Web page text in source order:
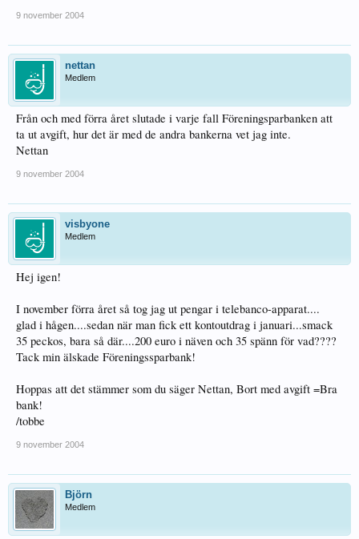
9 november 2004
nettan
Medlem
Från och med förra året slutade i varje fall Föreningsparbanken att
ta ut avgift, hur det är med de andra bankerna vet jag inte.
Nettan
9 november 2004
visbyone
Medlem
Hej igen!
I november förra året så tog jag ut pengar i telebanco-apparat....
glad i hågen....sedan när man fick ett kontoutdrag i januari...smack
35 peckos, bara så där....200 euro i näven och 35 spänn för vad????
Tack min älskade Föreningssparbank!
Hoppas att det stämmer som du säger Nettan, Bort med avgift =Bra
bank!
/tobbe
9 november 2004
Björn
Medlem